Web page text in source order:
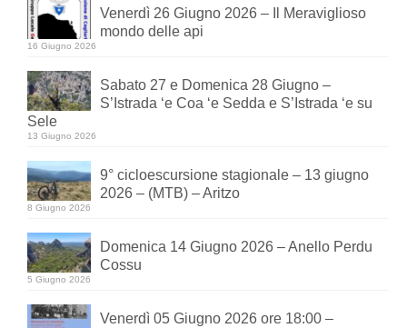
Venerdì 26 Giugno 2026 – Il Meraviglioso
mondo delle api
16 Giugno 2026
Sabato 27 e Domenica 28 Giugno –
S’Istrada ‘e Coa ‘e Sedda e S’Istrada ‘e su
Sele
13 Giugno 2026
9° cicloescursione stagionale – 13 giugno
2026 – (MTB) – Aritzo
8 Giugno 2026
Domenica 14 Giugno 2026 – Anello Perdu
Cossu
5 Giugno 2026
Venerdì 05 Giugno 2026 ore 18:00 –